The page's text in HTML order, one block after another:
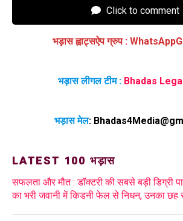
Click to comment
भड़ास ह्वाट्सऐप ग्रुप :
भड़ास लीगल टीम : Bhadas
भड़ास मेल:
LATEST 100 भड़ास
सफलता और मौत : डॉक्टरी की सबसे बड़ी डिग्री
का भरी जवानी में किडनी फेल से निधन, उनका